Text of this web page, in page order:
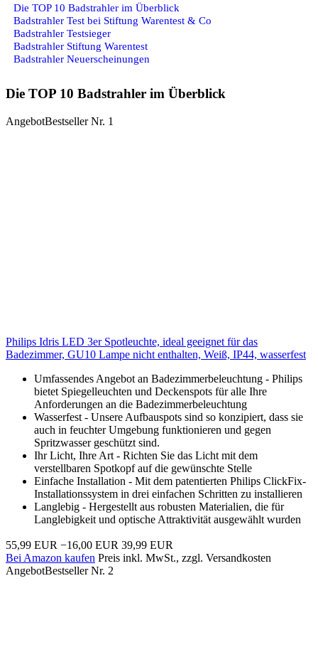
Die TOP 10 Badstrahler im Überblick
Badstrahler Test bei Stiftung Warentest & Co
Badstrahler Testsieger
Badstrahler Stiftung Warentest
Badstrahler Neuerscheinungen
Die TOP 10 Badstrahler im Überblick
AngebotBestseller Nr. 1
Philips Idris LED 3er Spotleuchte, ideal geeignet für das
Badezimmer, GU10 Lampe nicht enthalten, Weiß, IP44, wasserfest
Umfassendes Angebot an Badezimmerbeleuchtung - Philips
bietet Spiegelleuchten und Deckenspots für alle Ihre
Anforderungen an die Badezimmerbeleuchtung
Wasserfest - Unsere Aufbauspots sind so konzipiert, dass sie
auch in feuchter Umgebung funktionieren und gegen
Spritzwasser geschützt sind.
Ihr Licht, Ihre Art - Richten Sie das Licht mit dem
verstellbaren Spotkopf auf die gewünschte Stelle
Einfache Installation - Mit dem patentierten Philips ClickFix-
Installationssystem in drei einfachen Schritten zu installieren
Langlebig - Hergestellt aus robusten Materialien, die für
Langlebigkeit und optische Attraktivität ausgewählt wurden
55,99 EUR −16,00 EUR 39,99 EUR
Bei Amazon kaufen Preis inkl. MwSt., zzgl. Versandkosten
AngebotBestseller Nr. 2